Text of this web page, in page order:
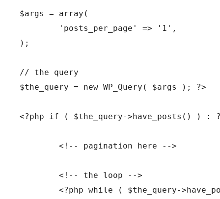
$args = array(
);
// the query
$the_query = new WP_Query( $args ); ?>
<?php if ( $the_query->have_posts() ) :